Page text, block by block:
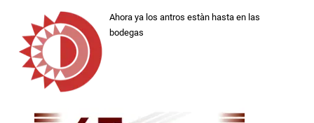
Ahora ya los antros estàn hasta en las
bodegas